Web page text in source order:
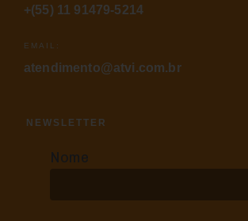
+(55) 11 91479-5214
EMAIL:
atendimento@atvi.com.br
NEWSLETTER
Nome